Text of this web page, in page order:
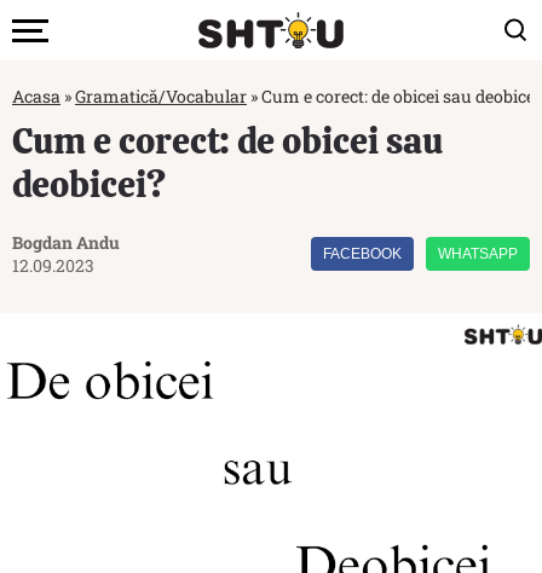
Acasa »Gramatică/Vocabular »Cum e corect: de obicei sau
Cum e corect: de obicei sau
deobicei?
Bogdan Andu
12.09.2023
FACEBOOK WHATSAPP